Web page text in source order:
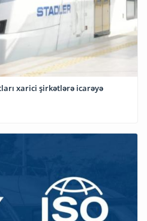
xarici şirkətlərə icarəyə